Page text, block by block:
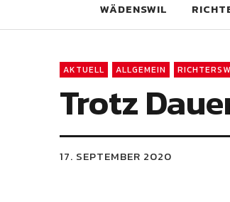
WÄDENSWIL
AKTUELL ALLGEMEIN
Trotz
17. SEPTEMBER 2020